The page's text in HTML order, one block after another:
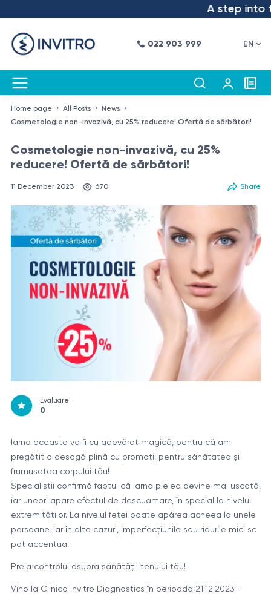
A step into
022 903 999 EN
Home page All Posts
News
Cosmetologie non-invazivă, cu 25% reducere! Ofertă de sărbători!
Cosmetologie non-invazivă, cu 25%
reducere! Ofertă de sărbători!
11 December 2023 670 Share
Evaluare
0
Iarna aceasta va fi cu adevărat magică, pentru că am
pregătit o desagă plină cu promoții pentru sănătatea și
frumusețea corpului tău!
Specialiștii confirmă faptul că iarna pielea devine mai uscată,
iar uneori apare efectul de descuamare, în special la nivelul
extremităților. La nivelul feței poate apărea acneea la unele
persoane, iar în alte cazuri, imperfecțiunile sau ridurile mici se
pot accentua.
Preia controlul asupra sănătății tenului tău!
Vino la Clinica Invitro Diagnostics în perioada 21.12.2023 –